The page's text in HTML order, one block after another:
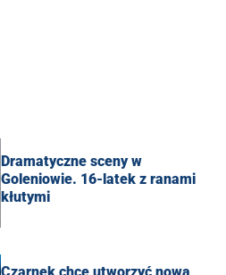
Dramatyczne sceny w
Goleniowie. 16-latek z ranami
kłutymi